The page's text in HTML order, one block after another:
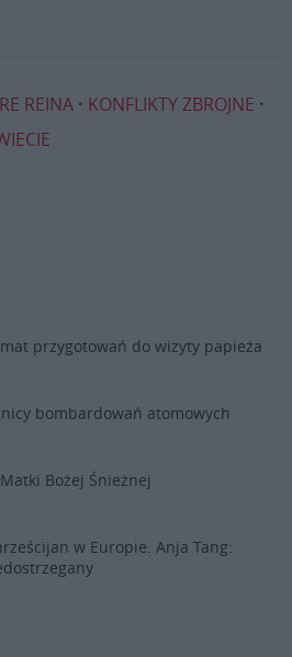
REINA
KONFLIKTY ZBROJNE
przygotowań do wizyty papieża
bombardowań atomowych
Bożej Śnieżnej
w Europie. Anja Tang: